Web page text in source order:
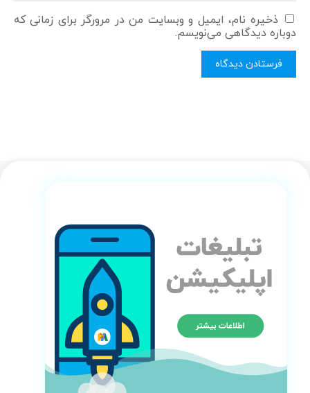
ذخیره نام، ایمیل و وبسایت من در مرورگر برای زمانی که
دوباره دیدگاهی می‌نویسم.